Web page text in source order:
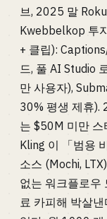
브, 2025 말
Kwebbelkop 투
+ 클립):
드, 풀 AI Studio
만 사용자),
30% 평생 제휴).
는 $50M 미만
Kling 이 「범용
소스 (Mochi,
없는 워크플로우
료 카피해 박살